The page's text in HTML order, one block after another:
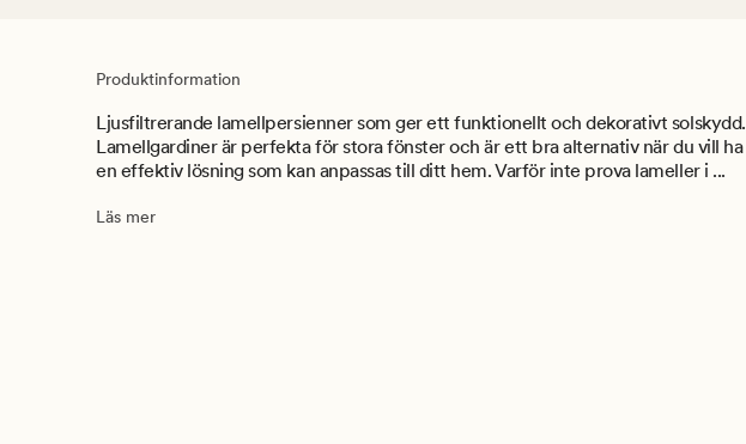
Produktinformation
Ljusfiltrerande lamellpersienner som ger ett funktionellt och dekorativt solskydd.
Lamellgardiner är perfekta för stora fönster och är ett bra alternativ när du vill ha
en effektiv lösning som kan anpassas till ditt hem. Varför inte prova lameller i ...
Läs mer